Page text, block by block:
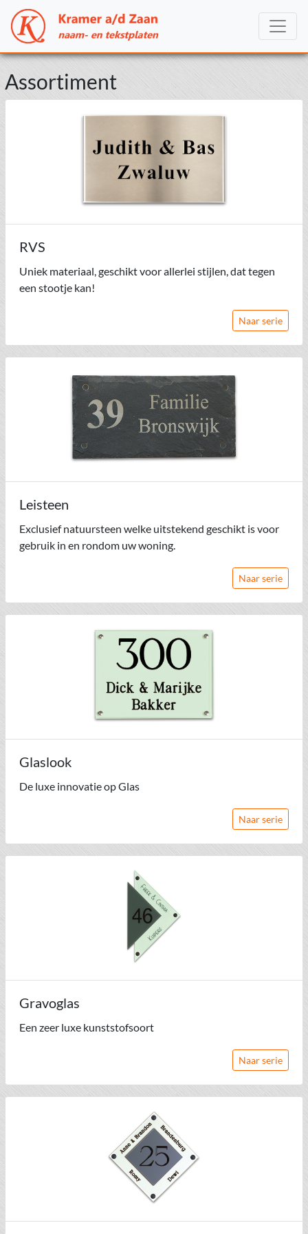
Assortiment
RVS
Uniek materiaal, geschikt voor allerlei stijlen, dat tegen
een stootje kan!
Naar serie
Leisteen
Exclusief natuursteen welke uitstekend geschikt is voor
gebruik in en rondom uw woning.
Naar serie
Glaslook
De luxe innovatie op Glas
Naar serie
Gravoglas
Een zeer luxe kunststofsoort
Naar serie